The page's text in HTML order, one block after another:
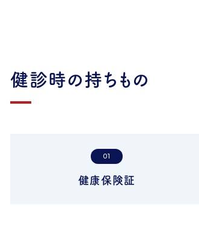
健診時の持ちもの
01
健康保険証